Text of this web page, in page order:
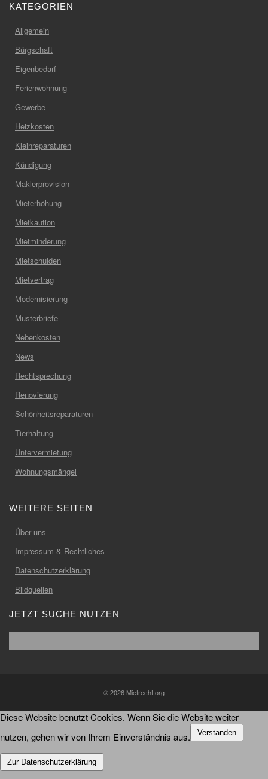
KATEGORIEN
Allgemein
Bürgschaft
Eigenbedarf
Ferienwohnung
Gewerbe
Heizkosten
Kleinreparaturen
Kündigung
Maklerprovision
Mieterhöhung
Mietkaution
Mietminderung
Mietschulden
Mietvertrag
Modernisierung
Musterbriefe
Nebenkosten
News
Rechtsprechung
Renovierung
Schönheitsreparaturen
Tierhaltung
Untervermietung
Wohnungsmängel
WEITERE SEITEN
Über uns
Impressum & Rechtliches
Datenschutzerklärung
Bildquellen
JETZT SUCHE NUTZEN
© 2026 Mietrecht.org
Diese Website benutzt Cookies. Wenn Sie die Website weiter
nutzen, gehen wir von Ihrem Einverständnis aus.
Verstanden
Zur Datenschutzerklärung